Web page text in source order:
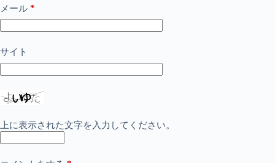
メール *
サイト
上に表示された文字を入力してください。